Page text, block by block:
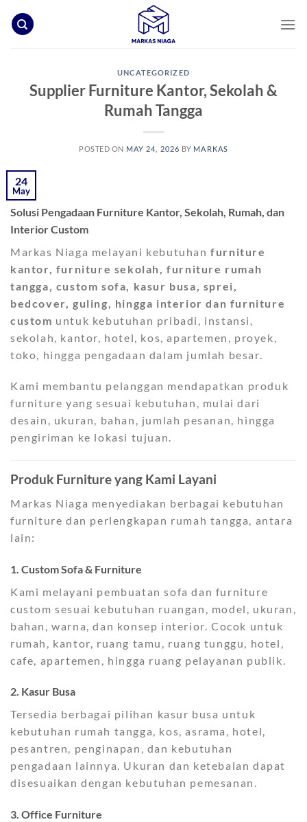
to
UNCATEGORIZED
Supplier Furniture Kantor, Sekolah &
Rumah Tangga
POSTED ON MAY 24, 2026 BY MARKAS
24
May
Solusi Pengadaan Furniture Kantor, Sekolah, Rumah, dan
Interior Custom
Markas Niaga melayani kebutuhanfurniture
kantor, furniture sekolah, furniture rumah
tangga, custom sofa, kasur busa, sprei,
bedcover, guling, hingga interior dan furniture
custom untuk kebutuhan pribadi, instansi,
sekolah, kantor, hotel, kos, apartemen, proyek,
toko, hingga pengadaan dalam jumlah besar.
Kami membantu pelanggan mendapatkan produk
furniture yang sesuai kebutuhan, mulai dari
desain, ukuran, bahan, jumlah pesanan, hingga
pengiriman ke lokasi tujuan.
Produk Furniture yang Kami Layani
Markas Niaga menyediakan berbagai kebutuhan
furniture dan perlengkapan rumah tangga, antara
lain:
1. Custom Sofa & Furniture
Kami melayani pembuatan sofa dan furniture
custom sesuai kebutuhan ruangan, model, ukuran,
bahan, warna, dan konsep interior. Cocok untuk
rumah, kantor, ruang tamu, ruang tunggu, hotel,
cafe, apartemen, hingga ruang pelayanan publik.
2. Kasur Busa
Tersedia berbagai pilihan kasur busa untuk
kebutuhan rumah tangga, kos, asrama, hotel,
pesantren, penginapan, dan kebutuhan
pengadaan lainnya. Ukuran dan ketebalan dapat
disesuaikan dengan kebutuhan pemesanan.
3. Office Furniture